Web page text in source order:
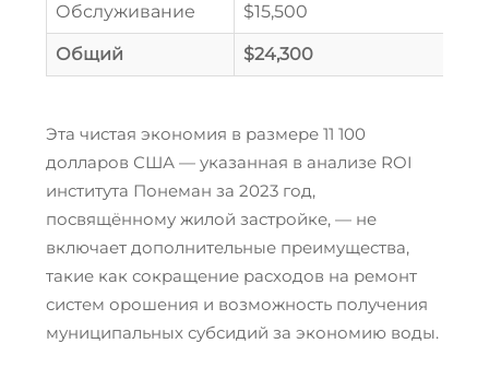
Обслуживание $15,500
Общий $24,300
Эта чистая экономия в размере 11 100
долларов США — указанная в анализе ROI
института Понеман за 2023 год,
посвящённому жилой застройке, — не
включает дополнительные преимущества,
такие как сокращение расходов на ремонт
систем орошения и возможность получения
муниципальных субсидий за экономию воды.